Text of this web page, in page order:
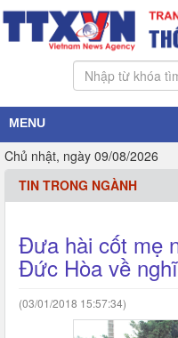
MENU
Chủ nhật, ngày 09/08/2026
TIN TRONG NGÀNH
Đưa hài cốt mẹ
Đức Hòa về
(03/01/2018 15:57:34)